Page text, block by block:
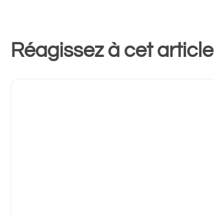
Réagissez à cet article